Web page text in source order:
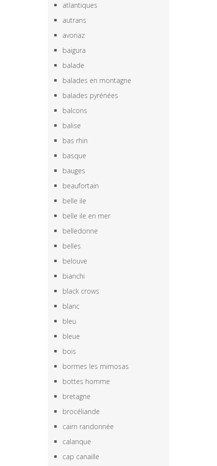
atlantiques
autrans
avoriaz
baigura
balade
balades en montagne
balades pyrénées
balcons
balise
bas rhin
basque
bauges
beaufortain
belle ile
belle ile en mer
belledonne
belles
belouve
bianchi
black crows
blanc
bleu
bleue
bois
bormes les mimosas
bottes homme
bretagne
brocéliande
cairn randonnée
calanque
cap canaille